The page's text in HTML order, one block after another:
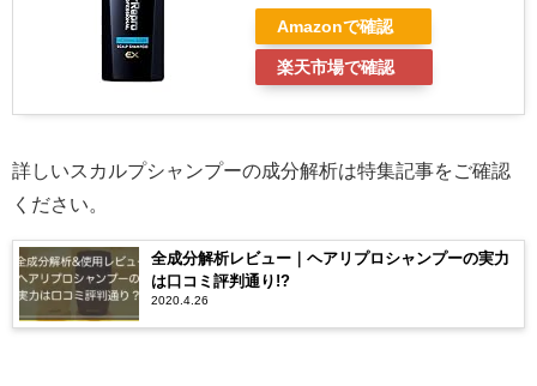
Amazonで確認
楽天市場で確認
詳しいスカルプシャンプーの成分解析は特集記事をご確認
ください。
全成分解析レビュー｜ヘアリプロシャンプーの実力
は口コミ評判通り!?
2020.4.26